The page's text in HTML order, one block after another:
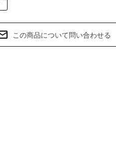
この商品について問い合わせる